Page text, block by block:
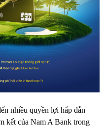
nhiều quyền lợi hấp dẫn
kết của Nam A Bank trong